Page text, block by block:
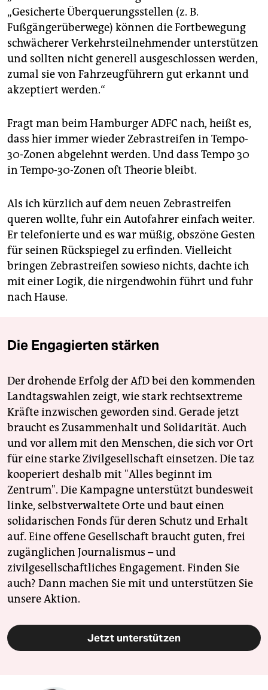
„Gesicherte Überquerungsstellen (z. B.
Fußgängerüberwege) können die Fortbewegung
schwächerer Verkehrsteilnehmender unterstützen
und sollten nicht generell ausgeschlossen werden,
zumal sie von Fahrzeugführern gut erkannt und
akzeptiert werden.“
Fragt man beim Hamburger ADFC nach, heißt es,
dass hier immer wieder Zebrastreifen in Tempo-
30-Zonen abgelehnt werden. Und dass Tempo 30
in Tempo-30-Zonen oft Theorie bleibt.
Als ich kürzlich auf dem neuen Zebrastreifen
queren wollte, fuhr ein Autofahrer einfach weiter.
Er telefonierte und es war müßig, obszöne Gesten
für seinen Rückspiegel zu erfinden. Vielleicht
bringen Zebrastreifen sowieso nichts, dachte ich
mit einer Logik, die nirgendwohin führt und fuhr
nach Hause.
Die Engagierten stärken
Der drohende Erfolg der AfD bei den kommenden
Landtagswahlen zeigt, wie stark rechtsextreme
Kräfte inzwischen geworden sind. Gerade jetzt
braucht es Zusammenhalt und Solidarität. Auch
und vor allem mit den Menschen, die sich vor Ort
für eine starke Zivilgesellschaft einsetzen. Die taz
kooperiert deshalb mit "Alles beginnt im
Zentrum". Die Kampagne unterstützt bundesweit
linke, selbstverwaltete Orte und baut einen
solidarischen Fonds für deren Schutz und Erhalt
auf. Eine offene Gesellschaft braucht guten, frei
zugänglichen Journalismus – und
zivilgesellschaftliches Engagement. Finden Sie
auch? Dann machen Sie mit und unterstützen Sie
unsere Aktion.
Jetzt unterstützen